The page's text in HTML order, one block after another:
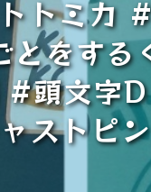
トミカ
とをする
#頭文字
ストピ